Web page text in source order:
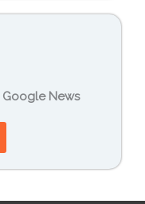
Google News